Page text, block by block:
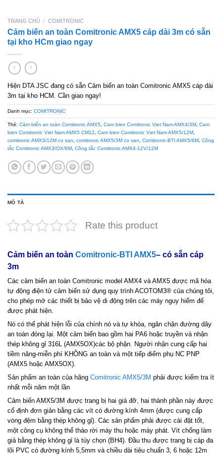
TRANG CHỦ / COMITRONIC
Cảm biến an toàn Comitronic AMX5 cáp dài 3m có sẵn
tại kho HCm giao ngay
Hiện DTA JSC đang có sẵn Cảm biến an toàn Comitronic AMX5 cáp dài
3m tại kho HCM. Cần giao ngay!
Danh mục: COMITRONIC
Thẻ: Cảm biến an toàn Comitronic AMX5, Cam bien Comitronic Viet Nam AMX4/3M, Cam
bien Comitronic Viet Nam AMX5 CM12, Cam bien Comitronic Viet Nam AMX5/12M,
comitronic AMX3/12M co san, comitronic AMX5/3M co san, Comitronic-BTI AMX5/6M, Công
tắc Comitronic AMX3/OX/6M, Công tắc Comitronic AMX4-12V/12M
MÔ TẢ
Rate this product
Cảm biến an toàn Comitronic-BTI AMX5– có sẵn cáp
3m
Các cảm biến an toàn Comitronic model AMX4 và AMX5 được mã hóa
tự động điện tử cảm biến sử dụng quy trình ACOTOM3® của chúng tôi,
cho phép mở các thiết bị bảo vệ di động trên các máy nguy hiểm để
được phát hiện.
Nó có thể phát hiện lỗi của chính nó và tự khóa, ngăn chặn đường dây
an toàn đóng lại. Một cảm biến bao gồm hai PA6 hoặc truyền và nhận
thép không gỉ 316L (AMX5OX)các bộ phận. Người nhận cung cấp hai
tiềm năng-miễn phí KHÔNG an toàn và một tiếp điểm phụ NC PNP
(AMX5 hoặc AMX5OX).
Sản phẩm an toàn của hãng Comitronic AMX5/3M phải được kiểm tra ít
nhất mỗi năm một lần
Cảm biến AMX5/3M được trang bị hai giá đỡ, hai thành phần này được
cố định đơn giản bằng các vít có đường kính 4mm (được cung cấp
vòng đệm bằng thép không gỉ). Các sản phẩm phải được cài đặt tốt,
một công cụ không thể tháo rời máy thu hoặc máy phát. Vít chống làm
giả bằng thép không gỉ là tùy chọn (BH4). Đầu thu được trang bị cáp đa
lõi PVC có đường kính 5,5mm và chiều dài tiêu chuẩn 3, 6 hoặc 12m